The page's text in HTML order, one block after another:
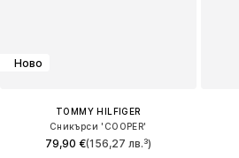
Ново
TOMMY HILFIGER
Сникърси 'COOPER'
79,90 €(156,27 лв.³)